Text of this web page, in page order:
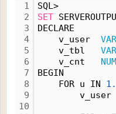
1
2
3
4
5
6
7
8
9
10
SQL>
SET
DECLARE
v_user
v_tbl
v_cnt
BEGIN
FOR u IN
v_user